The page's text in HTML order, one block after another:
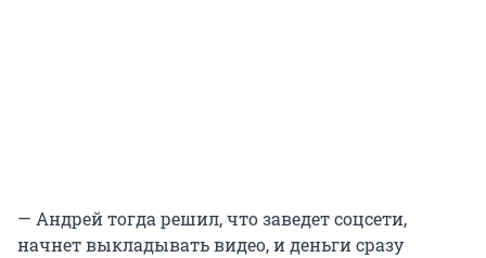
— Андрей тогда решил, что заведет соцсети,
начнет выкладывать видео, и деньги сразу